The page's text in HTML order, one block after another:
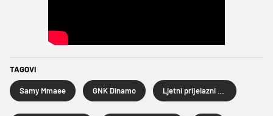
TAGOVI
Samy Mmaee GNK Dinamo